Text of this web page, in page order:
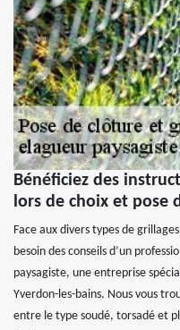
Bénéficiez des
lors de choix et pose
Face aux divers types de
besoin des conseils d’un
paysagiste, une entreprise
Yverdon-les-bains. Nous vous
entre le type soudé, torsadé et